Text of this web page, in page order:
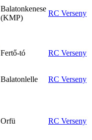
Balatonkenese
(KMP)
RC Verseny
Fertő-tó
RC Verseny
Balatonlelle
RC Verseny
Orfü RC Verseny